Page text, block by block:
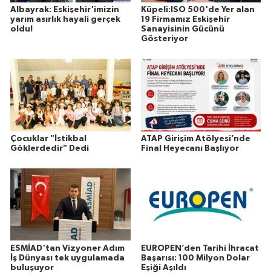
Albayrak: Eskişehir'imizin
yarım asırlık hayali gerçek
oldu!
Küpeli:ISO 500'de Yer alan
19 Firmamız Eskişehir
Sanayisinin Gücünü
Gösteriyor
Çocuklar "İstikbal
Göklerdedir" Dedi
ATAP Girişim Atölyesi’nde
Final Heyecanı Başlıyor
ESMİAD'tan Vizyoner Adım
İş Dünyası tek uygulamada
buluşuyor
EUROPEN’den Tarihi İhracat
Başarısı: 100 Milyon Dolar
Eşiği Aşıldı